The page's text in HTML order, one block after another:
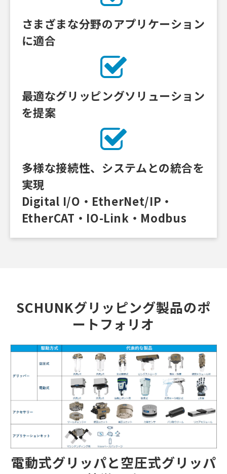
さまざまな分野のアプリケーション
に適合
最適なグリッピングソリューション
を提案
多様な接続性、システムとの統合を
実現
Digital I/O・EtherNet/IP・
EtherCAT・IO-Link・Modbus
SCHUNKグリッピング製品のポ
ートフォリオ
電動式グリッパと空圧式グリッパ